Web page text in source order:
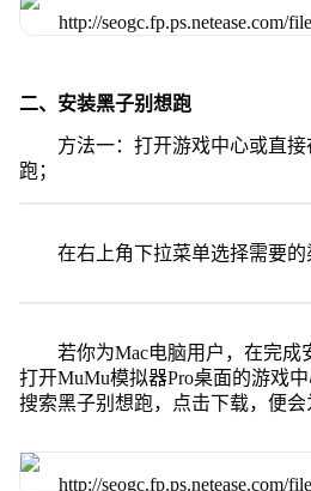
二、安装黑子别想跑
方法一：打开游戏中心或直
跑；
在右上角下拉菜单选择需要的
若你为Mac电脑用户，在完成
打开MuMu模拟器Pro桌面的游戏
搜索黑子别想跑，点击下载，便会